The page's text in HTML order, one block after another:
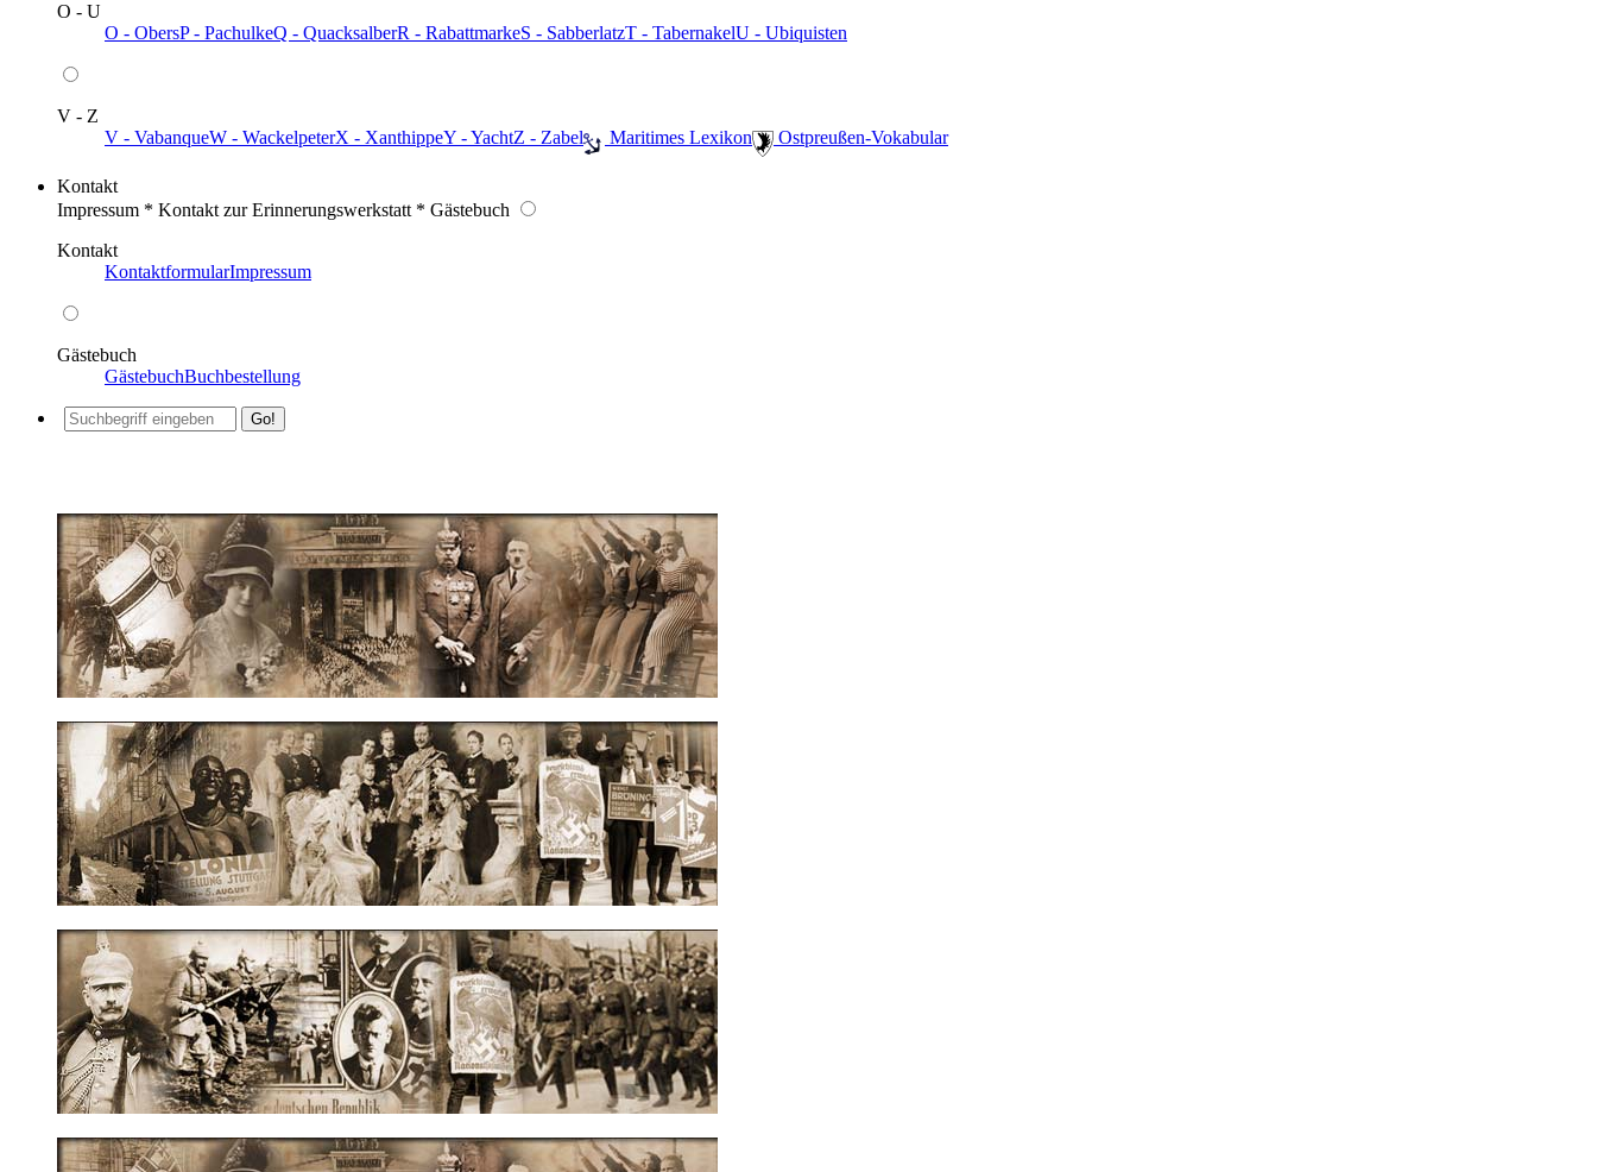
O - U
O - ObersP - PachulkeQ - QuacksalberR - RabattmarkeS - SabberlatzT - TabernakelU - Ubiquisten
V - Z
V - VabanqueW - WackelpeterX - XanthippeY - YachtZ - Zabel ️ Maritimes Lexikon ️ Ostpreußen-Vokabular
Kontakt
Impressum * Kontakt zur Erinnerungswerkstatt * Gästebuch
Kontakt
KontaktformularImpressum
Gästebuch
GästebuchBuchbestellung